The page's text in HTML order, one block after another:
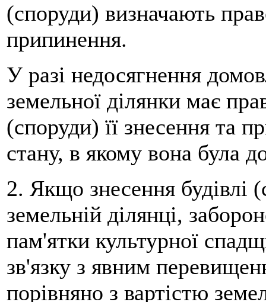
(споруди) визначають
припинення.
У разі недосягнення
земельної ділянки має
(споруди) її знесення та
стану, в якому вона була
2. Якщо знесення будівлі
земельній ділянці,
пам'ятки культурної
зв'язку з явним
порівняно з вартістю